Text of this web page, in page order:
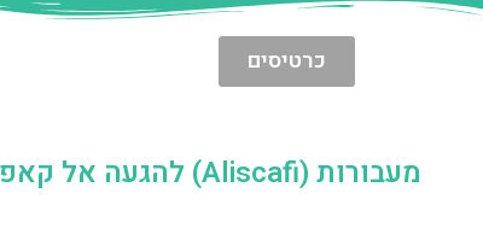
כרטיסים
מעבורות (Aliscafi) להגעה אל קאפרי, פוזיטנו וסורנטו